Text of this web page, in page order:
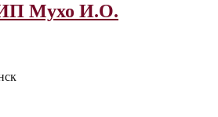
Мухо И.О.